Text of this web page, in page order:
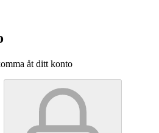
åt ditt konto